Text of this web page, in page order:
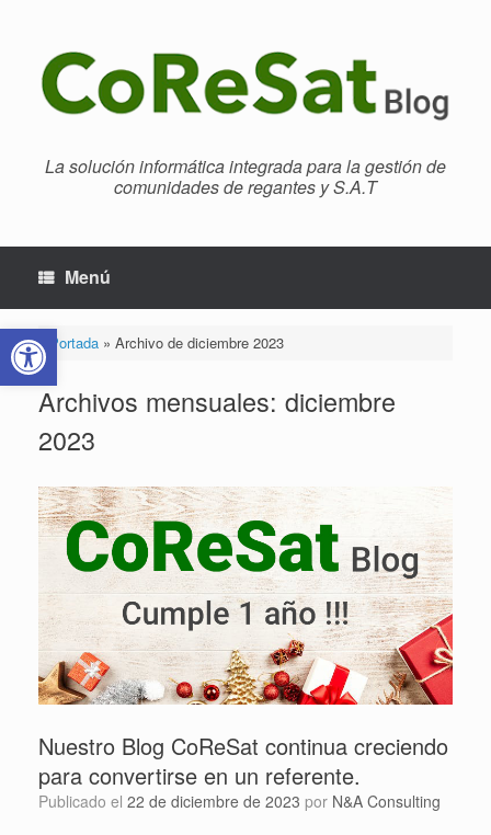
Abrir barra de herramientas
contenido
La solución informática integrada para la gestión de
comunidades de regantes y S.A.T
Menú
Portada» Archivo de diciembre 2023
Archivos mensuales: diciembre
2023
Nuestro Blog CoReSat continua creciendo
para convertirse en un referente.
Publicado el 22 de diciembre de 2023 por N&A Consulting